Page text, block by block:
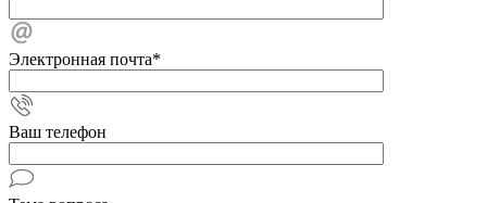
Электронная почта*
Ваш телефон